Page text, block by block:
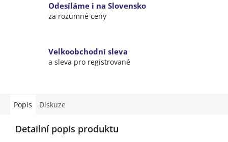
Odesíláme i na Slovensko
za rozumné ceny
Velkoobchodní sleva
a sleva pro registrované
Popis Diskuze
Detailní popis produktu